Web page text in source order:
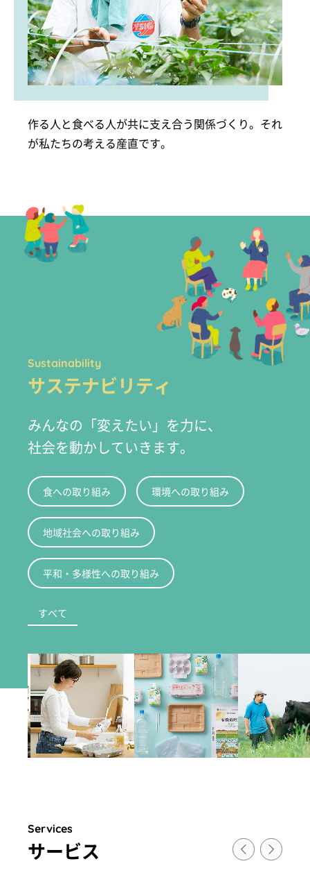
作る人と食べる人が共に支え合う関係づくり。それ
が私たちの考える産直です。
Sustainability
サステナビリティ
みんなの「変えたい」を力に、
社会を動かしていきます。
食への取り組み 環境への取り組み
地域社会への取り組み
平和・多様性への取り組み
すべて
Services
サー ビス